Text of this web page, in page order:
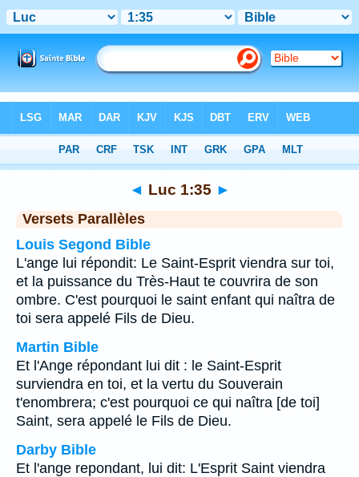
Chapitre 1 > Verset 35
◄ Luc 1:35 ►
Versets Parallèles
Louis Segond Bible
L'ange lui répondit: Le Saint-Esprit viendra sur toi,
et la puissance du Très-Haut te couvrira de son
ombre. C'est pourquoi le saint enfant qui naîtra de
toi sera appelé Fils de Dieu.
Martin Bible
Et l'Ange répondant lui dit : le Saint-Esprit
surviendra en toi, et la vertu du Souverain
t'enombrera; c'est pourquoi ce qui naîtra [de toi]
Saint, sera appelé le Fils de Dieu.
Darby Bible
Et l'ange repondant, lui dit: L'Esprit Saint viendra